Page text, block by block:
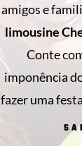
amigos e
limousine
Conte
imponência
fazer uma